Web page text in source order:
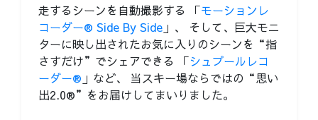
走するシーンを自動撮影する 「モーションレ
コーダー® Side By Side 」、 そして、巨大モニ
ターに映し出されたお気に入りのシーンを“指
さすだけ”でシェアできる 「シュプールレコ
ーダー® 」など、 当スキー場ならではの“思い
出2.0®”をお届けしてまいりました。